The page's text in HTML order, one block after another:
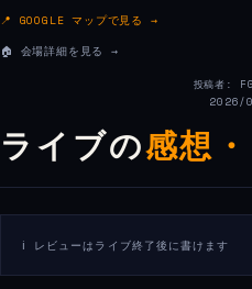
📍 GOOGLE マップで見る →
🏠 会場詳細を見る →
投稿者:
2026/
ライブの感想
ℹ️ レビューはライブ終了後に書けます